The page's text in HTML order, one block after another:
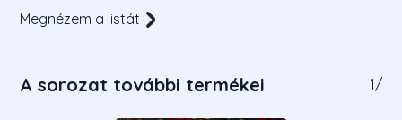
Megnézem a listát
A sorozat további termékei 1/